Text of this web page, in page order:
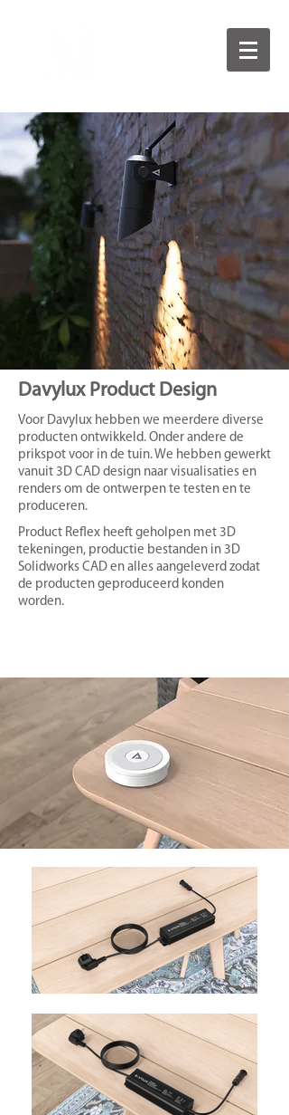
Davylux Product Design
Voor Davylux hebben we meerdere diverse
producten ontwikkeld. Onder andere de
prikspot voor in de tuin. We hebben gewerkt
vanuit 3D CAD design naar visualisaties en
renders om de ontwerpen te testen en te
produceren.
Product Reflex heeft geholpen met 3D
tekeningen, productie bestanden in 3D
Solidworks CAD en alles aangeleverd zodat
de producten geproduceerd konden
worden.